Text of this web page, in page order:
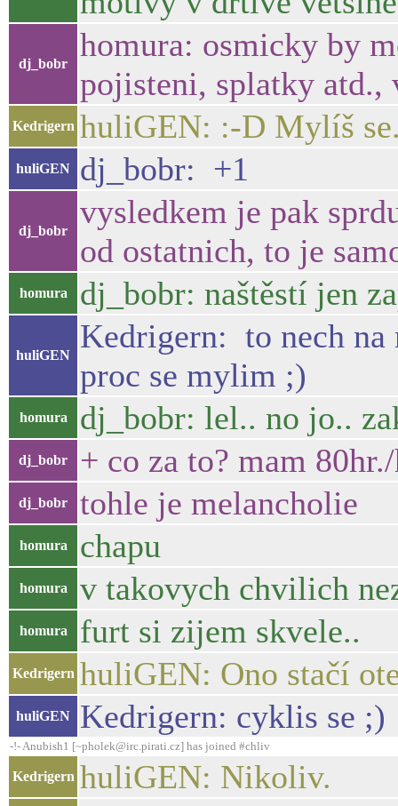
dj_bobr
homura: osmicky by
pojisteni, splatky atd.,
Kedrigern huliGEN: :-D Mylíš
huliGEN dj_bobr: +1
dj_bobr
vysledkem je pak
od ostatnich, to je
homura dj_bobr: naštěstí jen
huliGEN
Kedrigern: to nech na
proc se mylim ;)
homura dj_bobr: lel.. no jo..
dj_bobr + co za to? mam
dj_bobr tohle je melancholie
homura chapu
homura v takovych chvilich
homura furt si zijem skvele..
Kedrigern huliGEN: Ono stačí
huliGEN Kedrigern: cyklis se ;)
-!- Anubish1 [~pholek@irc.pirati.cz] has joined #chliv
Kedrigern huliGEN: Nikoliv.